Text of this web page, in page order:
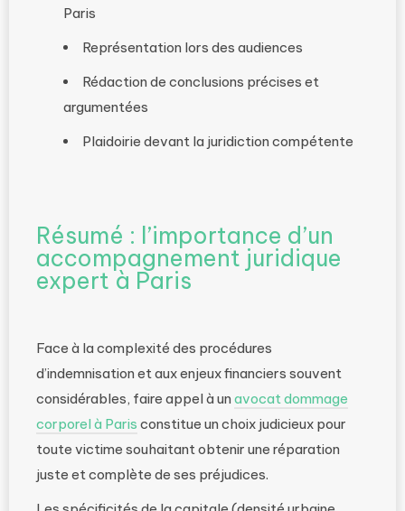
Paris
Représentation lors des audiences
Rédaction de conclusions précises et
argumentées
Plaidoirie devant la juridiction compétente
Résumé : l’importance d’un
accompagnement juridique
expert à Paris
Face à la complexité des procédures
d’indemnisation et aux enjeux financiers souvent
considérables, faire appel à un avocat dommage
corporel à Paris constitue un choix judicieux pour
toute victime souhaitant obtenir une réparation
juste et complète de ses préjudices.